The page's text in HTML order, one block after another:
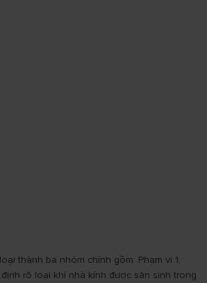
thành ba nhóm chính gồm: Phạm vi 1,
rõ loại khí nhà kính được sản sinh trong